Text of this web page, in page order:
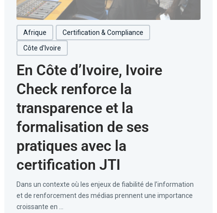
Afrique
Certification & Compliance
Côte d'Ivoire
En Côte d’Ivoire, Ivoire
Check renforce la
transparence et la
formalisation de ses
pratiques avec la
certification JTI
Dans un contexte où les enjeux de fiabilité de l’information
et de renforcement des médias prennent une importance
croissante en ...